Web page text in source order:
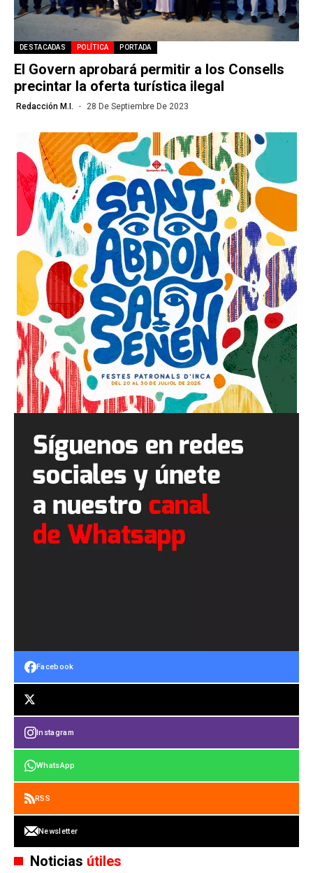
DESTACADAS POLÍTICA PORTADA
El Govern aprobará permitir a los Consells
precintar la oferta turística ilegal
Redacción M.I. 28 De Septiembre De 2023
Facebook
Instagram
WhatsApp
RSS
Newsletter
Noticias útiles